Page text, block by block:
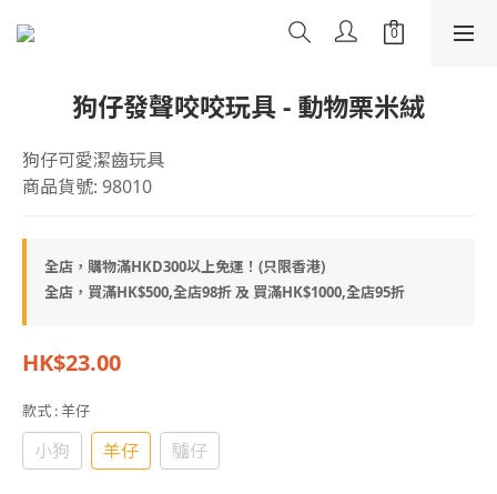
狗仔發聲咬咬玩具 - 動物栗米絨
狗仔可愛潔齒玩具
商品貨號: 98010
全店，購物滿HKD300以上免運！(只限香港)
全店，買滿HK$500,全店98折 及 買滿HK$1000,全店95折
HK$23.00
款式 : 羊仔
小狗 羊仔 驢仔